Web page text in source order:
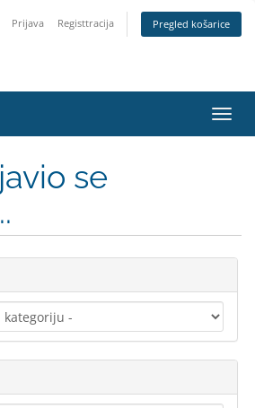
Prijava Registtracija Pregled košarice
se